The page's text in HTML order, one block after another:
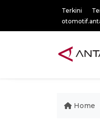
Terkini
Home